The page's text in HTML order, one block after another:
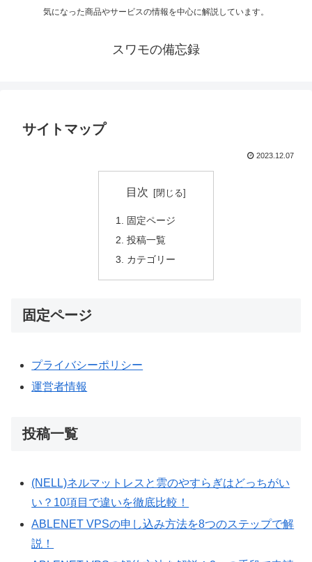
気になった商品やサービスの情報を中心に解説しています。
スワモの備忘録
サイトマップ
2023.12.07
目次
固定ページ
投稿一覧
カテゴリー
固定ページ
プライバシーポリシー
運営者情報
投稿一覧
(NELL)ネルマットレスと雲のやすらぎはどっちがい
い？10項目で違いを徹底比較！
ABLENET VPSの申し込み方法を8つのステップで解
説！